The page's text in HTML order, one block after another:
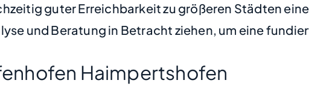
guter Erreichbarkeit zu größeren Städten
und Beratung in Betracht ziehen, um eine
Haimpertshofen